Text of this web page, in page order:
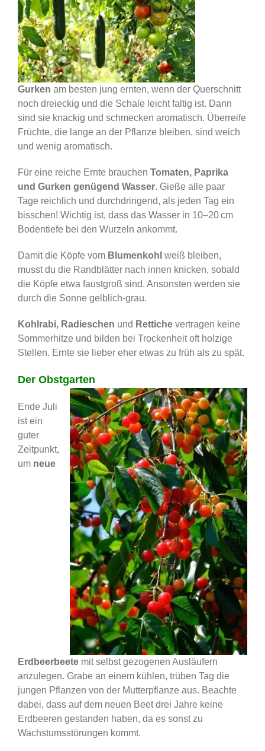
Gurken am besten jung ernten, wenn der Querschnitt
noch dreieckig und die Schale leicht faltig ist. Dann
sind sie knackig und schmecken aromatisch. Überreife
Früchte, die lange an der Pflanze bleiben, sind weich
und wenig aromatisch.
Für eine reiche Ernte brauchen Tomaten, Paprika
und Gurken genügend Wasser. Gieße alle paar
Tage reichlich und durchdringend, als jeden Tag ein
bisschen! Wichtig ist, dass das Wasser in 10–20 cm
Bodentiefe bei den Wurzeln ankommt.
Damit die Köpfe vom Blumenkohl weiß bleiben,
musst du die Randblätter nach innen knicken, sobald
die Köpfe etwa faustgroß sind. Ansonsten werden sie
durch die Sonne gelblich-grau.
Kohlrabi, Radieschen und Rettiche vertragen keine
Sommerhitze und bilden bei Trockenheit oft holzige
Stellen. Ernte sie lieber eher etwas zu früh als zu spät.
Der Obstgarten
Ende Juli
ist ein
guter
Zeitpunkt,
um neue
Erdbeerbeete mit selbst gezogenen Ausläufern
anzulegen. Grabe an einem kühlen, trüben Tag die
jungen Pflanzen von der Mutterpflanze aus. Beachte
dabei, dass auf dem neuen Beet drei Jahre keine
Erdbeeren gestanden haben, da es sonst zu
Wachstumsstörungen kommt.